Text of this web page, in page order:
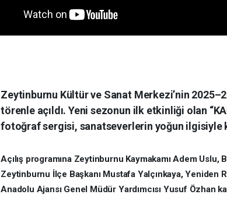
Zeytinburnu Kültür ve Sanat Merkezi’nin
törenle açıldı. Yeni sezonun ilk etkinliği olan
fotoğraf sergisi, sanatseverlerin yoğun ilgisiyle
Açılış programına Zeytinburnu Kaymakamı Adem Uslu,
Zeytinburnu İlçe Başkanı Mustafa Yalçınkaya, Yeniden
Anadolu Ajansı Genel Müdür Yardımcısı Yusuf Özhan